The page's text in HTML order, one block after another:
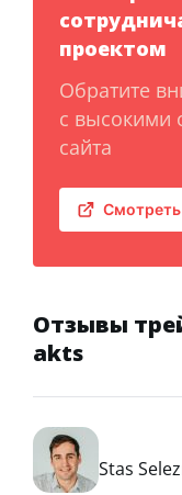
проектом
Обратите
с высокими
сайта
Смотреть
Отзывы
akts
Stas